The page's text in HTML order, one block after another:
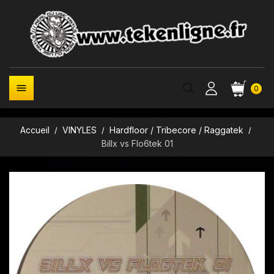
0

Accueil VINYLES
Hardfloor / Tribecore / Raggatek
Billx vs Flo6tek 01